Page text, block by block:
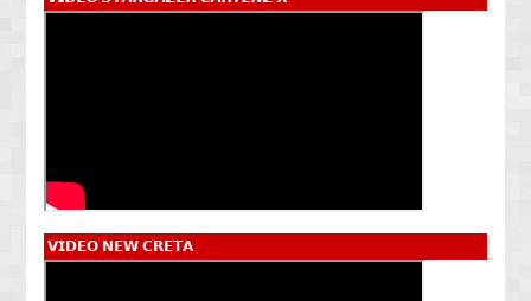
𝗩𝗜𝗗𝗘𝗢 𝗡𝗘𝗪 𝗖𝗥𝗘𝗧𝗔